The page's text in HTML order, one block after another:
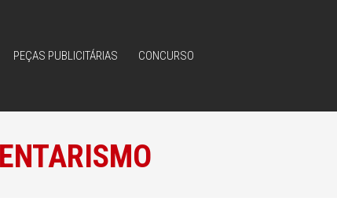
PEÇAS PUBLICITÁRIAS CONCURSO
PEÇAS PUBLICITÁRIAS CONCURSO